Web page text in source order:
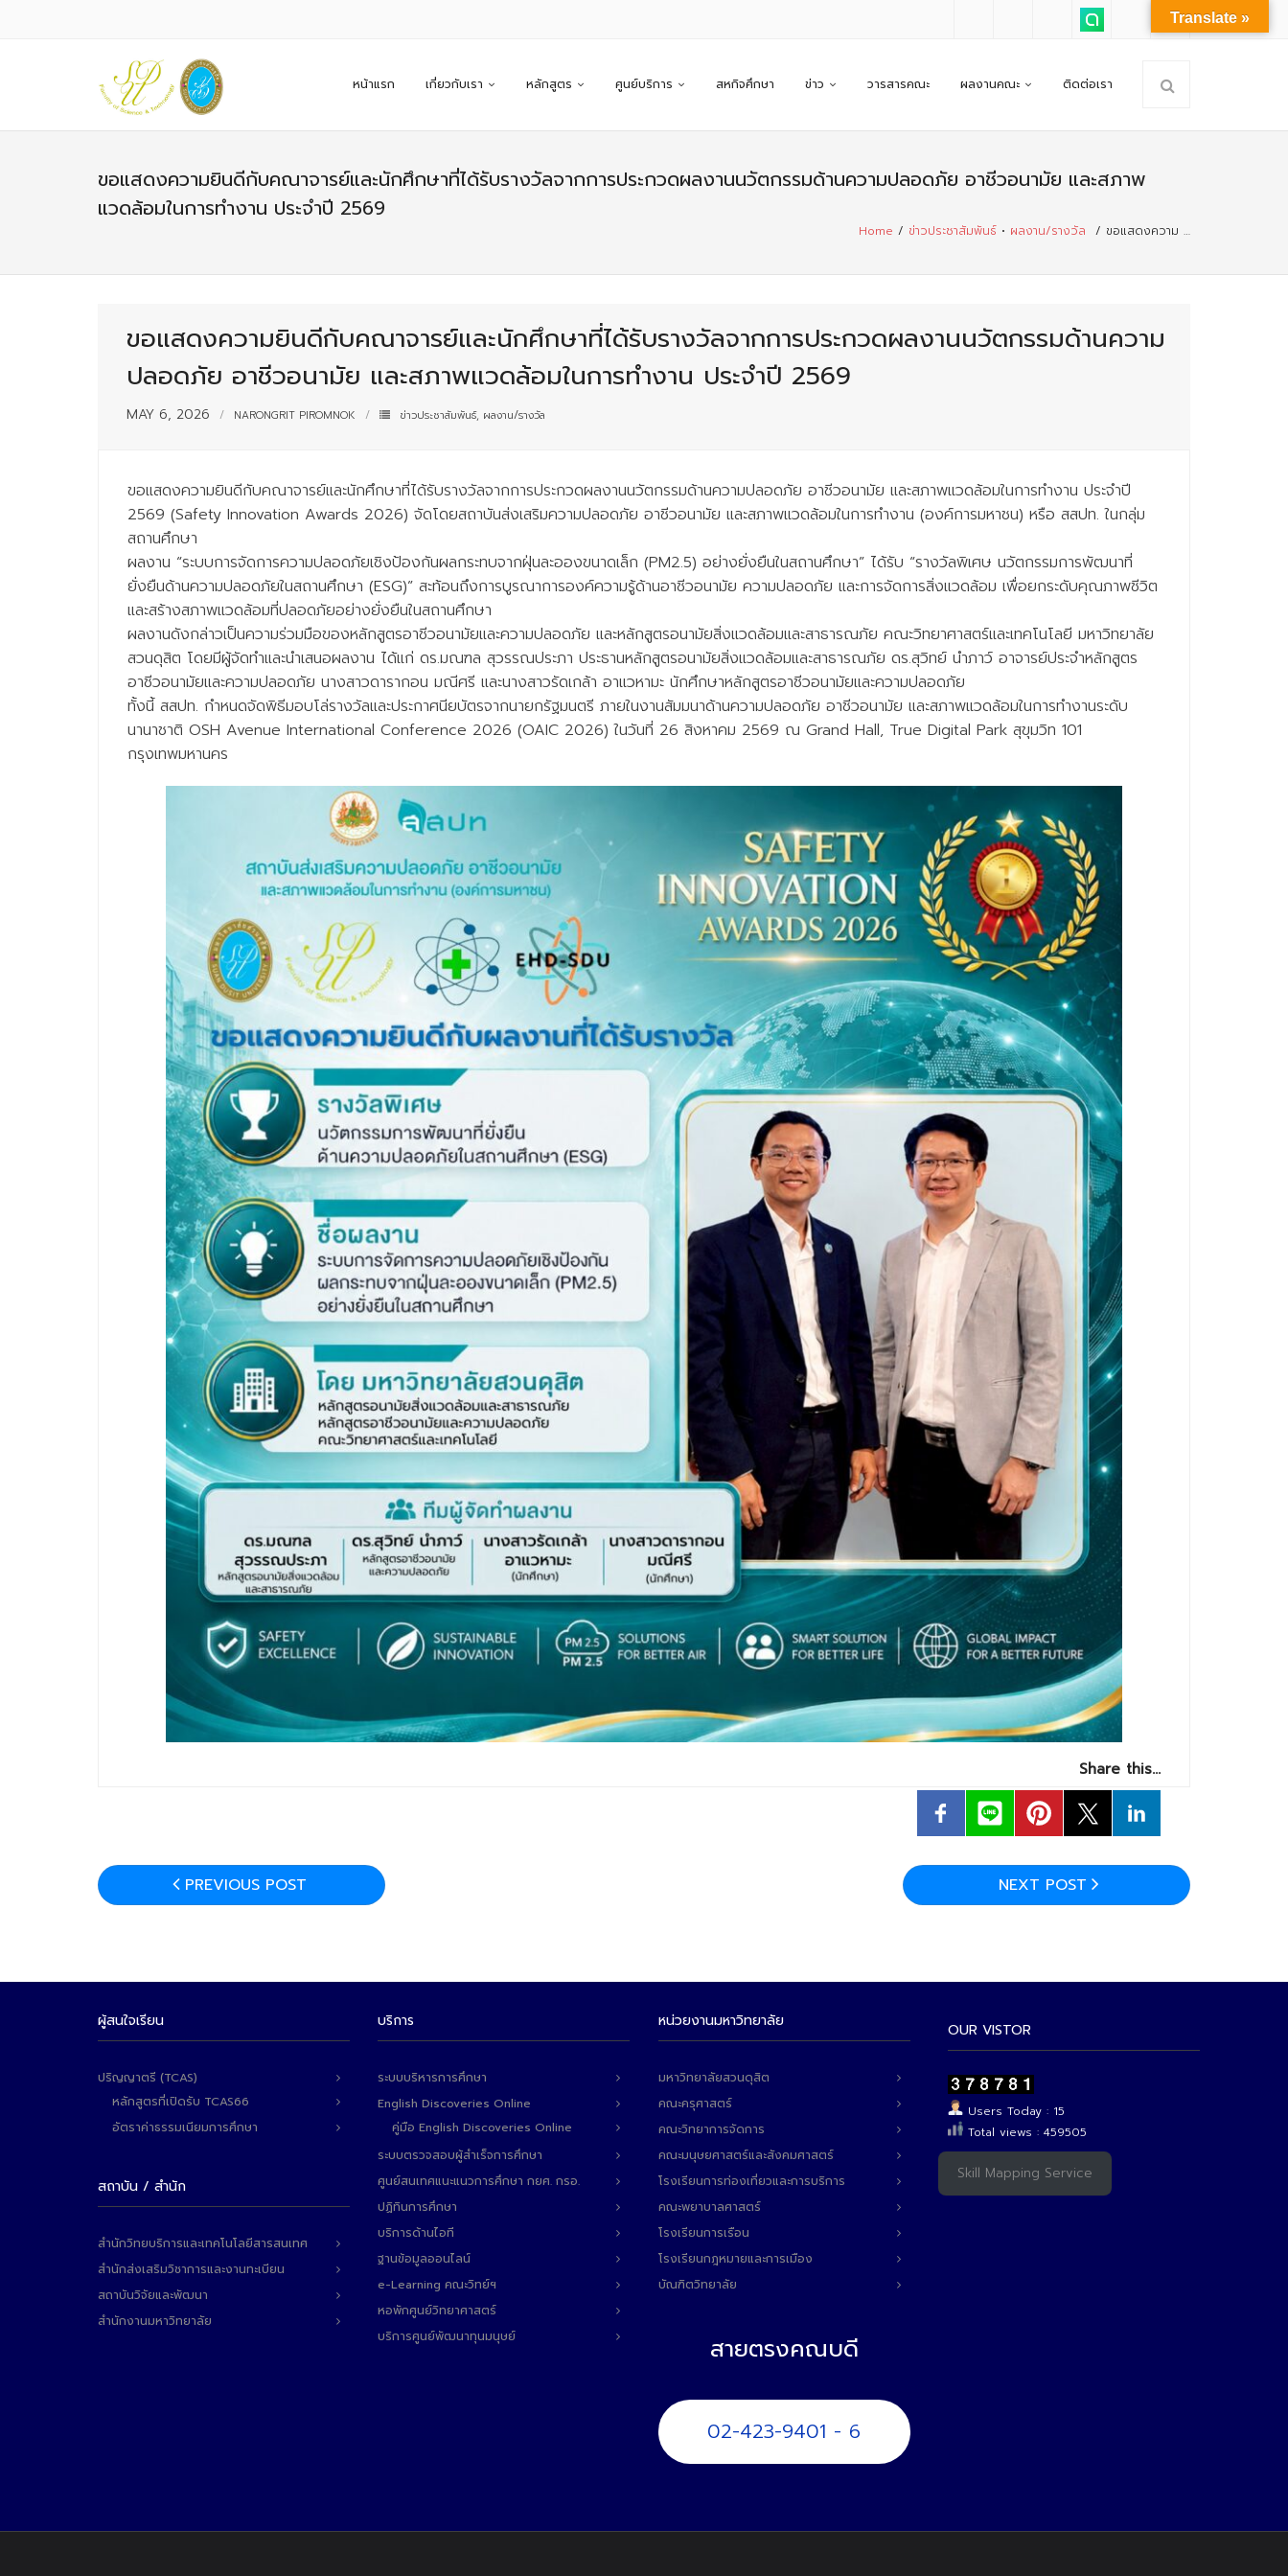
หน้าแรก เกี่ยวกับเรา หลักสูตร ศูนย์บริการ สหกิจศึกษา ข่าว วารสารคณะ ผลงานคณะ ติดต่อเรา
ขอแสดงความยินดีกับคณาจารย์และนักศึกษาที่ได้รับรางวัลจากการประกวดผลงานนวัตกรรมด้านความปลอดภัย อาชีวอนามัย และสภาพ
แวดล้อมในการทำงาน ประจำปี 2569
Home / ข่าวประชาสัมพันธ์ • ผลงาน/รางวัล / ขอแสดงความ …
ขอแสดงความยินดีกับคณาจารย์และนักศึกษาที่ได้รับรางวัลจากการประกวดผลงานนวัตกรรมด้านความ
ปลอดภัย อาชีวอนามัย และสภาพแวดล้อมในการทำงาน ประจำปี 2569
MAY 6, 2026 NARONGRIT PIROMNOK ข่าวประชาสัมพันธ์, ผลงาน/รางวัล
ขอแสดงความยินดีกับคณาจารย์และนักศึกษาที่ได้รับรางวัลจากการประกวดผลงานนวัตกรรมด้านความปลอดภัย อาชีวอนามัย และสภาพแวดล้อมในการทำงาน ประจำปี
2569 (Safety Innovation Awards 2026) จัดโดยสถาบันส่งเสริมความปลอดภัย อาชีวอนามัย และสภาพแวดล้อมในการทำงาน (องค์การมหาชน) หรือ สสปท. ในกลุ่ม
สถานศึกษา
ผลงาน “ระบบการจัดการความปลอดภัยเชิงป้องกันผลกระทบจากฝุ่นละอองขนาดเล็ก (PM2.5) อย่างยั่งยืนในสถานศึกษา” ได้รับ “รางวัลพิเศษ นวัตกรรมการพัฒนาที่
ยั่งยืนด้านความปลอดภัยในสถานศึกษา (ESG)” สะท้อนถึงการบูรณาการองค์ความรู้ด้านอาชีวอนามัย ความปลอดภัย และการจัดการสิ่งแวดล้อม เพื่อยกระดับคุณภาพชีวิต
และสร้างสภาพแวดล้อมที่ปลอดภัยอย่างยั่งยืนในสถานศึกษา
ผลงานดังกล่าวเป็นความร่วมมือของหลักสูตรอาชีวอนามัยและความปลอดภัย และหลักสูตรอนามัยสิ่งแวดล้อมและสาธารณภัย คณะวิทยาศาสตร์และเทคโนโลยี มหาวิทยาลัย
สวนดุสิต โดยมีผู้จัดทำและนำเสนอผลงาน ได้แก่ ดร.มณฑล สุวรรณประภา ประธานหลักสูตรอนามัยสิ่งแวดล้อมและสาธารณภัย ดร.สุวิทย์ นำภาว์ อาจารย์ประจำหลักสูตร
อาชีวอนามัยและความปลอดภัย นางสาวดารากอน มณีศรี และนางสาวรัดเกล้า อาแวหามะ นักศึกษาหลักสูตรอาชีวอนามัยและความปลอดภัย
ทั้งนี้ สสปท. กำหนดจัดพิธีมอบโล่รางวัลและประกาศนียบัตรจากนายกรัฐมนตรี ภายในงานสัมมนาด้านความปลอดภัย อาชีวอนามัย และสภาพแวดล้อมในการทำงานระดับ
นานาชาติ OSH Avenue International Conference 2026 (OAIC 2026) ในวันที่ 26 สิงหาคม 2569 ณ Grand Hall, True Digital Park สุขุมวิท 101
กรุงเทพมหานคร
Share this…
PREVIOUS POST NEXT POST
ผู้สนใจเรียน
ปริญญาตรี (TCAS)
หลักสูตรที่เปิดรับ TCAS66
อัตราค่าธรรมเนียมการศึกษา
สถาบัน / สำนัก
สำนักวิทยบริการและเทคโนโลยีสารสนเทศ
สำนักส่งเสริมวิชาการและงานทะเบียน
สถาบันวิจัยและพัฒนา
สำนักงานมหาวิทยาลัย
บริการ
ระบบบริหารการศึกษา
English Discoveries Online
คู่มือ English Discoveries Online
ระบบตรวจสอบผู้สำเร็จการศึกษา
ศูนย์สนเทศแนะแนวการศึกษา กยศ. กรอ.
ปฏิทินการศึกษา
บริการด้านไอที
ฐานข้อมูลออนไลน์
e-Learning คณะวิทย์ฯ
หอพักศูนย์วิทยาศาสตร์
บริการศูนย์พัฒนาทุนมนุษย์
หน่วยงานมหาวิทยาลัย
มหาวิทยาลัยสวนดุสิต
คณะครุศาสตร์
คณะวิทยาการจัดการ
คณะมนุษยศาสตร์และสังคมศาสตร์
โรงเรียนการท่องเที่ยวและการบริการ
คณะพยาบาลศาสตร์
โรงเรียนการเรือน
โรงเรียนกฎหมายและการเมือง
บัณฑิตวิทยาลัย
สายตรงคณบดี
02-423-9401 - 6
OUR VISTOR
Users Today : 15
Total views : 459505
Skill Mapping Service
Translate »